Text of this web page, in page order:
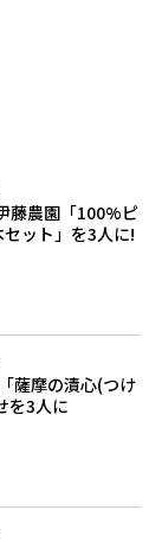
藤農園「100%ピ
ット」を3人に!
薩摩の漬心(つけ
を3人に